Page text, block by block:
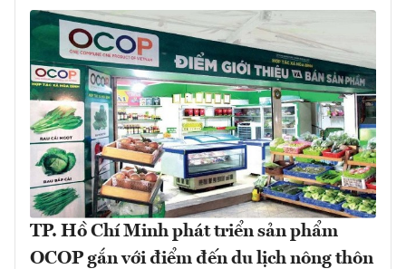
TP. Hồ Chí Minh phát triển sản phẩm
OCOP gắn với điểm đến du lịch nông thôn